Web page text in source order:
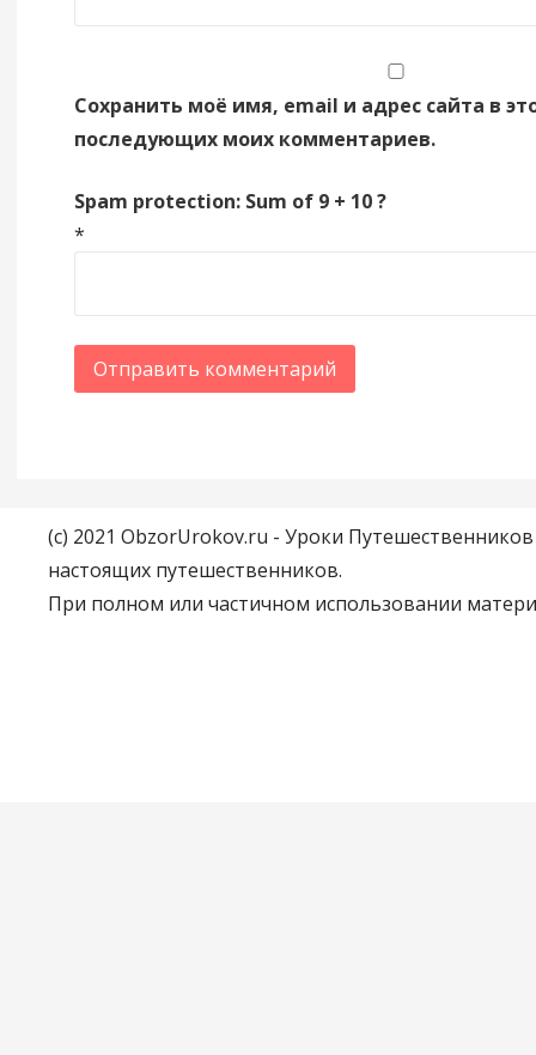
Сохранить моё имя, email и адрес сайта в
последующих моих комментариев.
Spam protection: Sum of 9 + 10 ?
*
(c) 2021 ObzorUrokov.ru - Уроки
настоящих путешественников.
При полном или частичном использовании